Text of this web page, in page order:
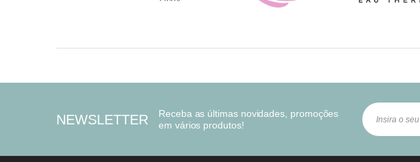
NEWSLETTER
Receba as últimas novidades, promoções
em vários produtos!